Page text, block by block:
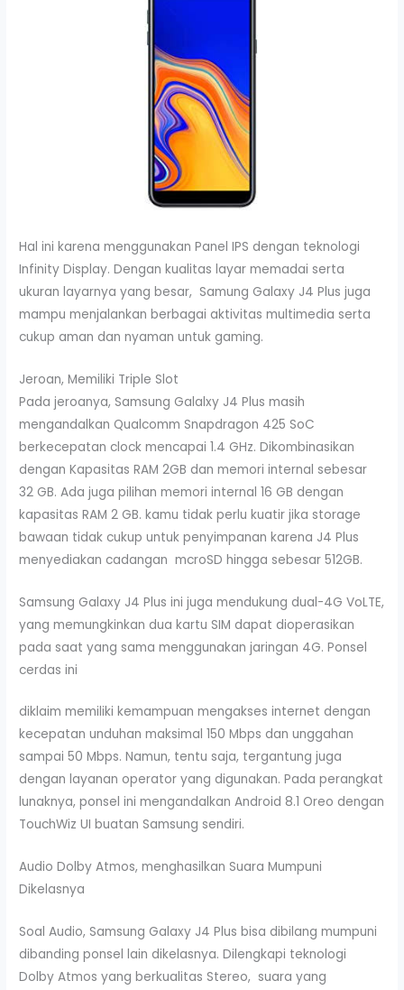
Hal ini karena menggunakan Panel IPS dengan teknologi
Infinity Display. Dengan kualitas layar memadai serta
ukuran layarnya yang besar, Samung Galaxy J4 Plus juga
mampu menjalankan berbagai aktivitas multimedia serta
cukup aman dan nyaman untuk gaming.
Jeroan, Memiliki Triple Slot
Pada jeroanya, Samsung Galalxy J4 Plus masih
mengandalkan Qualcomm Snapdragon 425 SoC
berkecepatan clock mencapai 1.4 GHz. Dikombinasikan
dengan Kapasitas RAM 2GB dan memori internal sebesar
32 GB. Ada juga pilihan memori internal 16 GB dengan
kapasitas RAM 2 GB. kamu tidak perlu kuatir jika storage
bawaan tidak cukup untuk penyimpanan karena J4 Plus
menyediakan cadangan mcroSD hingga sebesar 512GB.
Samsung Galaxy J4 Plus ini juga mendukung dual-4G VoLTE,
yang memungkinkan dua kartu SIM dapat dioperasikan
pada saat yang sama menggunakan jaringan 4G. Ponsel
cerdas ini
diklaim memiliki kemampuan mengakses internet dengan
kecepatan unduhan maksimal 150 Mbps dan unggahan
sampai 50 Mbps. Namun, tentu saja, tergantung juga
dengan layanan operator yang digunakan. Pada perangkat
lunaknya, ponsel ini mengandalkan Android 8.1 Oreo dengan
TouchWiz UI buatan Samsung sendiri.
Audio Dolby Atmos, menghasilkan Suara Mumpuni
Dikelasnya
Soal Audio, Samsung Galaxy J4 Plus bisa dibilang mumpuni
dibanding ponsel lain dikelasnya. Dilengkapi teknologi
Dolby Atmos yang berkualitas Stereo, suara yang